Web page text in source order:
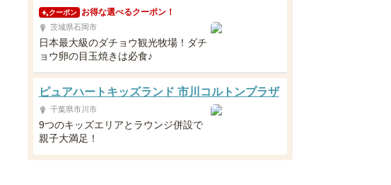
クーポン お得な選べるクーポン！
茨城県石岡市
日本最大級のダチョウ観光牧場！ダチ
ョウ卵の目玉焼きは必食♪
ピュアハートキッズランド 市川コルトンプラザ
千葉県市川市
9つのキッズエリアとラウンジ併設で
親子大満足！